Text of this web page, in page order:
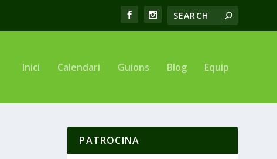
Inici Calendari Guions Blog Equip
PATROCINA